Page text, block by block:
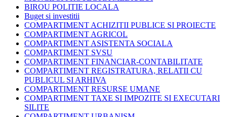
BIROU POLITIE LOCALA
Buget si investitii
COMPARTIMENT ACHIZITII PUBLICE SI PROIECTE
COMPARTIMENT AGRICOL
COMPARTIMENT ASISTENTA SOCIALA
COMPARTIMENT SVSU
COMPARTIMENT FINANCIAR-CONTABILITATE
COMPARTIMENT REGISTRATURA, RELATII CU
PUBLICUL SI ARHIVA
COMPARTIMENT RESURSE UMANE
COMPARTIMENT TAXE SI IMPOZITE SI EXECUTARI
SILITE